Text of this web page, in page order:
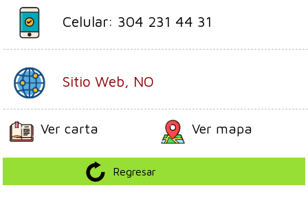
Celular: 304 231 44 31
Sitio Web, NO
Ver carta Ver mapa
Regresar